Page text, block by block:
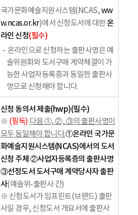
국가문화예술지원시스템(NCAS,ww
w.ncas.or.kr)에서 신청도서에 대한온
라인 신청(필수)
온라인으로 신청하는 출판사명은 예
술위원회와 도서구매 계약체결이 가
능한 사업자등록증과 동일한 출판사
명으로 신청해야 합니다.
신청 동의서 제출(hwp)(필수)
※ (필독) 다음 ①, ②, ③의 출판사명이
모두 동일해야 합니다.①온라인 국가문
화예술지원시스템(NCAS)에서의 도서
신청 주체 ②사업자등록증의 출판사명
③선정도서 도서구매 계약당사자 출판
사(예술위-출판사 간)
※ 신청도서가 임프린트(브랜드) 출판
사일 경우, 신청도서 개요서에 출판사